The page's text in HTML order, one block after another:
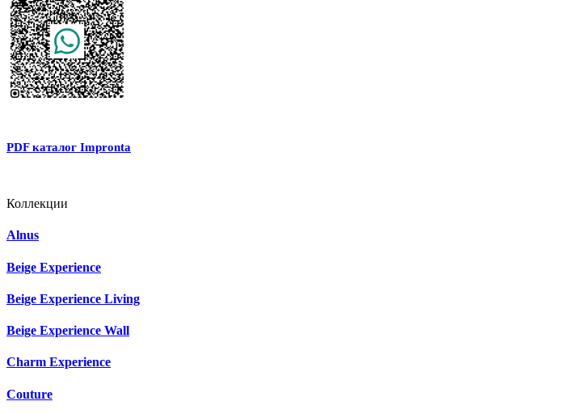
PDF каталог Impronta
Коллекции
Alnus
Beige Experience
Beige Experience Living
Beige Experience Wall
Charm Experience
Couture